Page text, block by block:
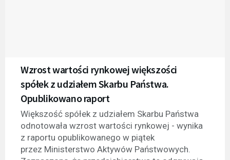
Wzrost wartości rynkowej większości
spółek z udziałem Skarbu Państwa.
Opublikowano raport
Większość spółek z udziałem Skarbu Państwa
odnotowała wzrost wartości rynkowej - wynika
z raportu opublikowanego w piątek
przez Ministerstwo Aktywów Państwowych.